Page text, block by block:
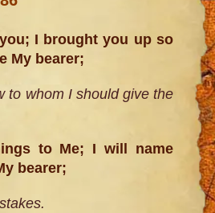
I brought you up so
My bearer;
to whom I should give the
to Me; I will name
bearer;